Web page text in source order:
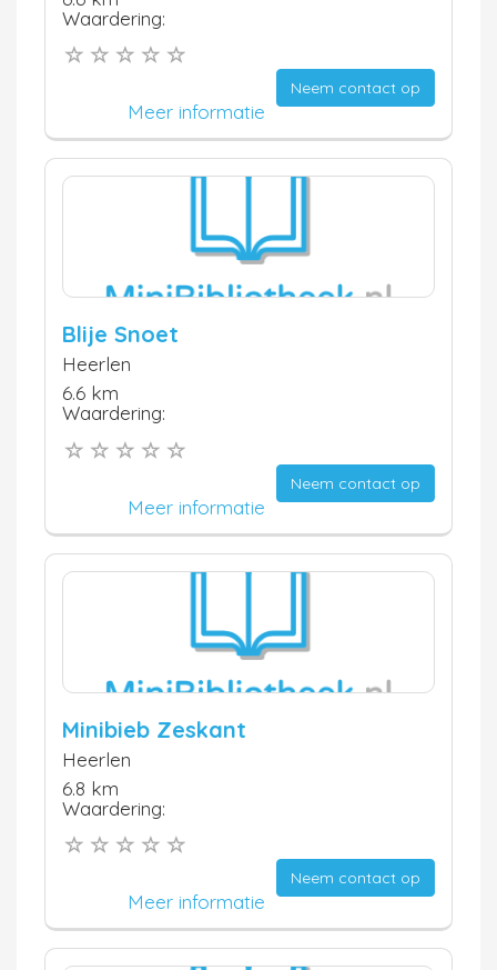
Waardering:
Neem contact op
Meer informatie
Blije Snoet
Heerlen
6.6 km
Waardering:
Neem contact op
Meer informatie
Minibieb Zeskant
Heerlen
6.8 km
Waardering:
Neem contact op
Meer informatie